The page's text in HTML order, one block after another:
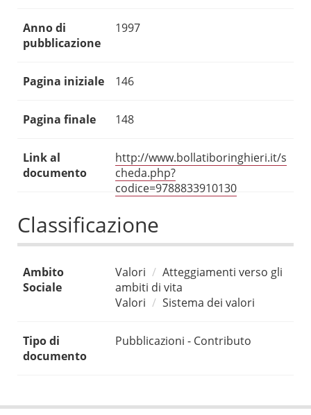
Anno di
pubblicazione
1997
Pagina iniziale 146
Pagina finale 148
Link al
documento
http://www.bollatiboringhieri.it/s
cheda.php?
codice=9788833910130
Classificazione
Ambito
Sociale
Valori
Atteggiamenti verso gli
ambiti di vita
Valori
Sistema dei valori
Tipo di
documento
Pubblicazioni - Contributo